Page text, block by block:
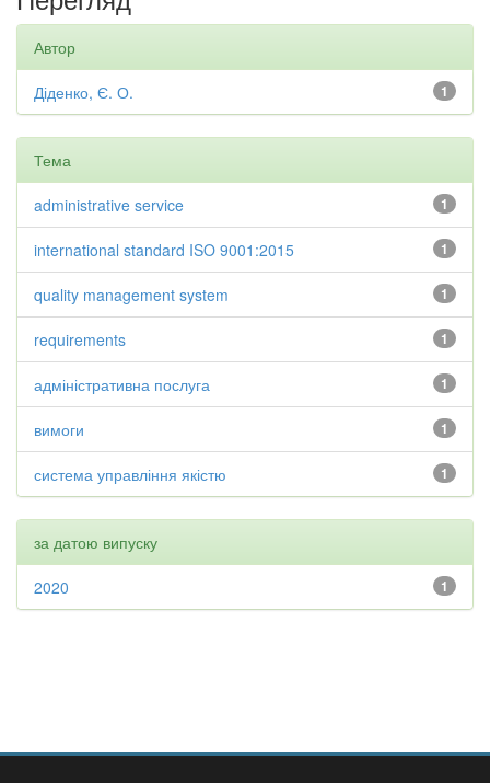
Автор
1
Діденко, Є. О.
Тема
1
administrative service
1
international standard ISO 9001:2015
1
quality management system
1
requirements
1
адміністративна послуга
1
вимоги
1
система управління якістю
за датою випуску
1
2020